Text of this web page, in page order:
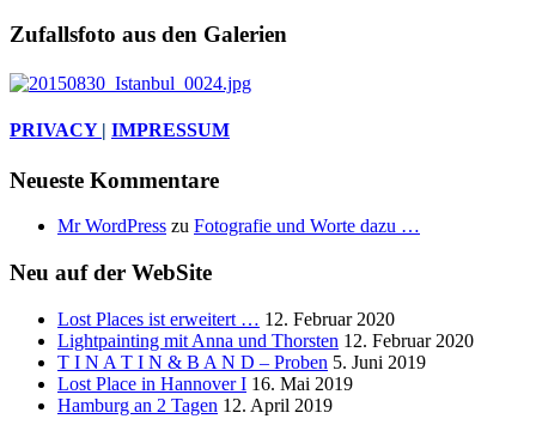
Zufallsfoto aus den Galerien
PRIVACY | IMPRESSUM
Neueste Kommentare
Mr WordPress zu Fotografie und Worte dazu …
Neu auf der WebSite
Lost Places ist erweitert … 12. Februar 2020
Lightpainting mit Anna und Thorsten 12. Februar 2020
T I N A T I N & B A N D – Proben 5. Juni 2019
Lost Place in Hannover I 16. Mai 2019
Hamburg an 2 Tagen 12. April 2019